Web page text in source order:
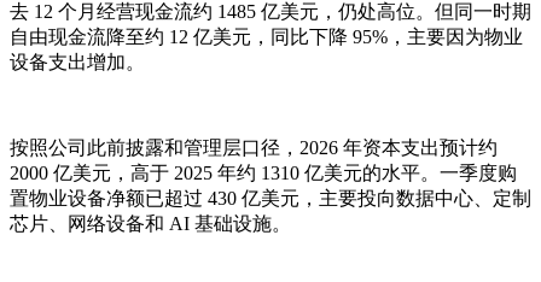
去 12 个月经营现金流约 1485 亿美元，仍处高位。但同一时期
自由现金流降至约 12 亿美元，同比下降 95%，主要因为物业
设备支出增加。
按照公司此前披露和管理层口径，2026 年资本支出预计约
2000 亿美元，高于 2025 年约 1310 亿美元的水平。一季度购
置物业设备净额已超过 430 亿美元，主要投向数据中心、定制
芯片、网络设备和 AI 基础设施。